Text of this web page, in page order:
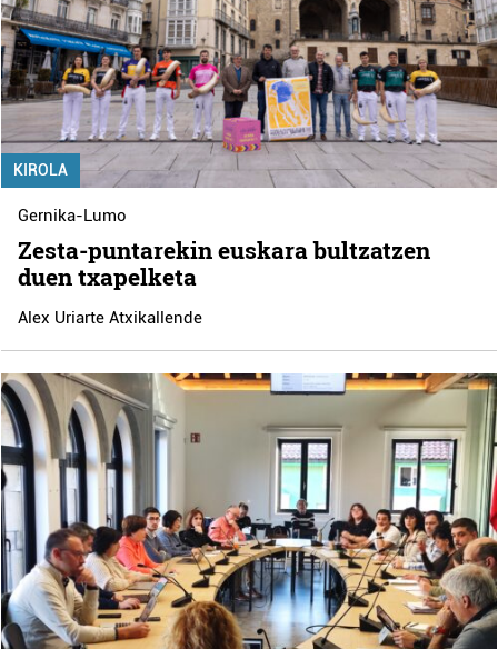
KIROLA
Gernika-Lumo
Zesta-puntarekin euskara bultzatzen
duen txapelketa
Alex Uriarte Atxikallende